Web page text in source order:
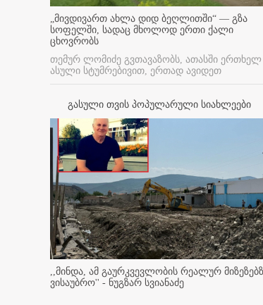
„მივდივართ ახლა დიდ ბეღლითში“ — გზა
სოფელში, სადაც მხოლოდ ერთი ქალი
ცხოვრობს
თემურ ლომიძე გვთავაზობს, ათასში ერთხელ
ასული სტუმრებივით, ერთად ავიდეთ
გასული თვის პოპულარული სიახლეები
,,მინდა, ამ გაურკვევლობის რეალურ
ვისაუბრო'' - ნუგზარ სვიანაძე